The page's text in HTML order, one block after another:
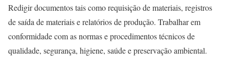
Redigir documentos tais como requisição de materiais, registros
de saída de materiais e relatórios de produção. Trabalhar em
conformidade com as normas e procedimentos técnicos de
qualidade, segurança, higiene, saúde e preservação ambiental.